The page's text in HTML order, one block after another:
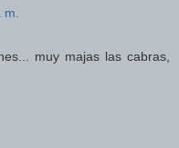
m.
muy majas las cabras,